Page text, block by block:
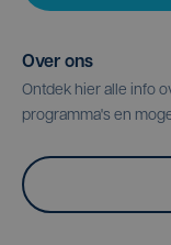
Over ons
Ontdek hier alle info
programma's en